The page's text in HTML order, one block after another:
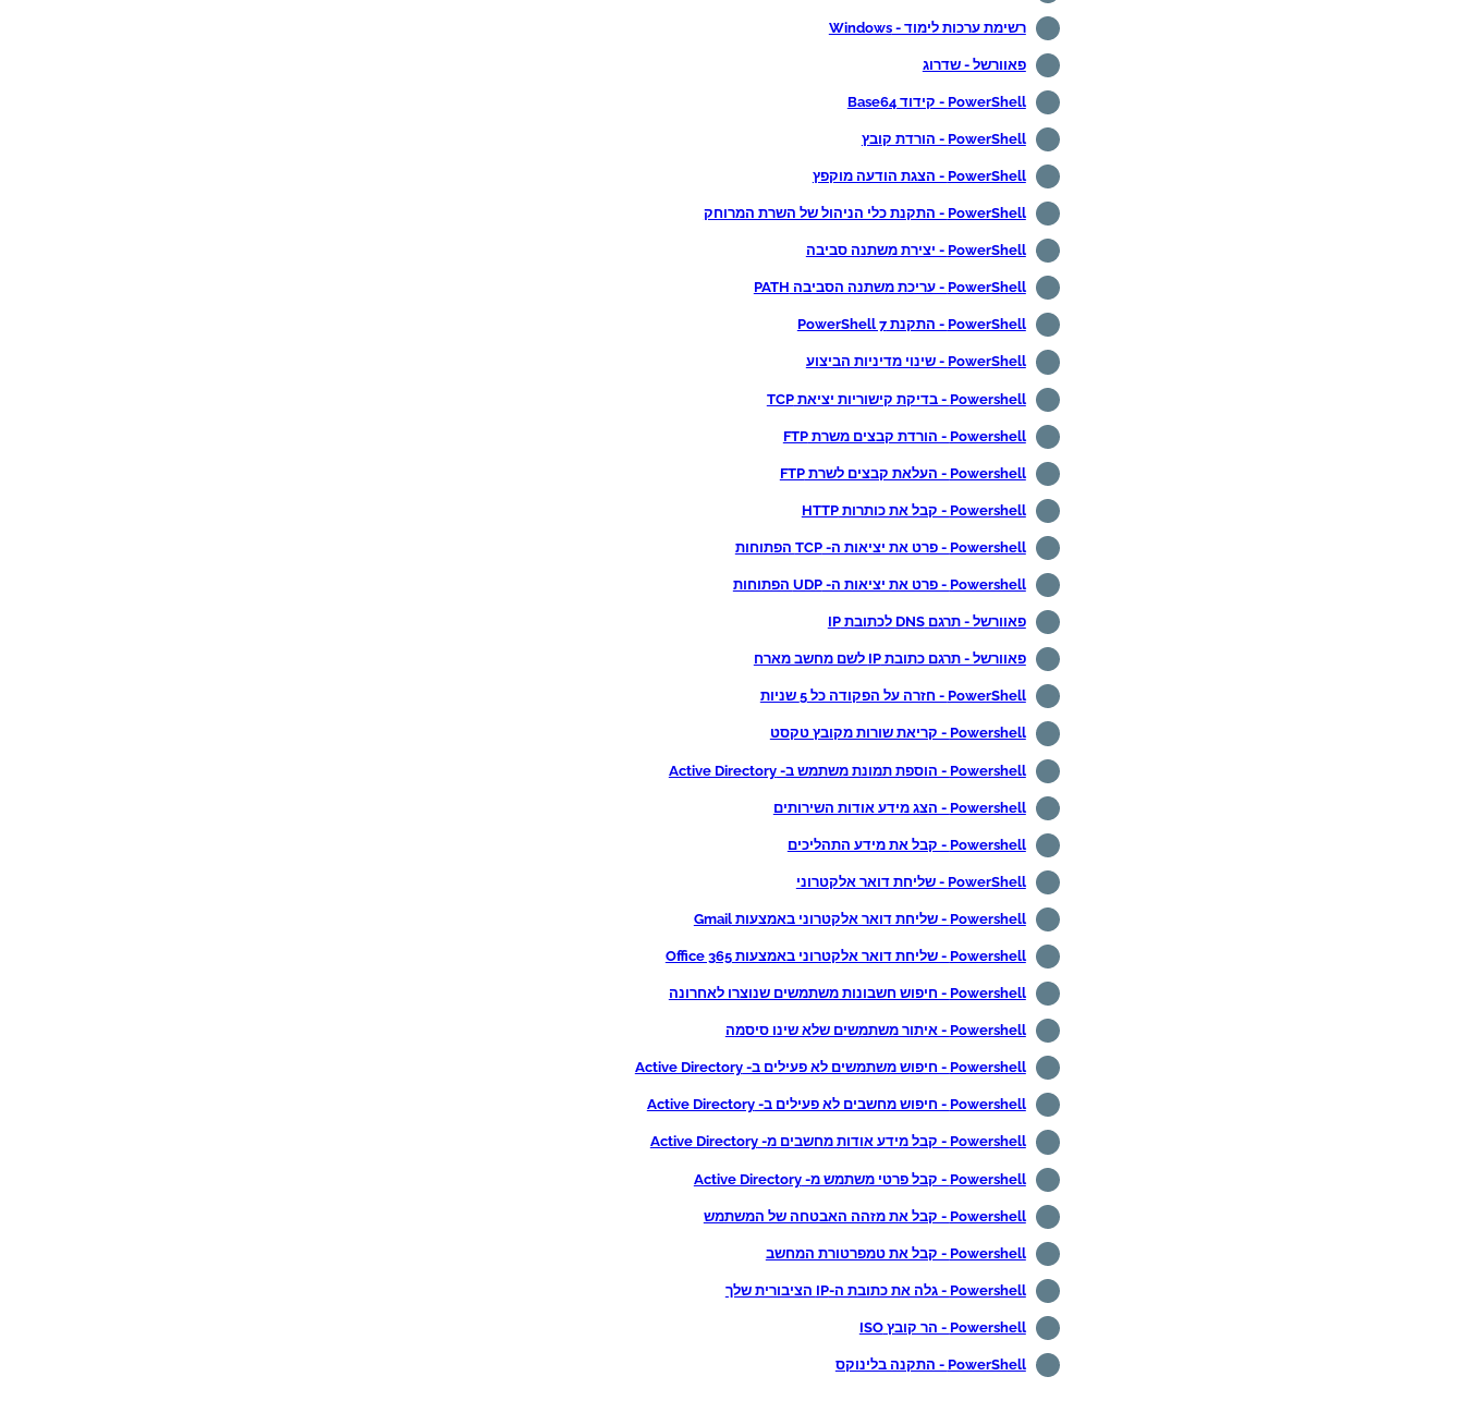
רשימת ערכות לימוד - Windows
פאוורשל - שדרוג
PowerShell - קידוד Base64
PowerShell - הורדת קובץ
PowerShell - הצגת הודעה מוקפץ
PowerShell - התקנת כלי הניהול של השרת המרוחק
PowerShell - יצירת משתנה סביבה
PowerShell - עריכת משתנה הסביבה PATH
PowerShell - התקנת PowerShell 7
PowerShell - שינוי מדיניות הביצוע
Powershell - בדיקת קישוריות יציאת TCP
Powershell - הורדת קבצים משרת FTP
Powershell - העלאת קבצים לשרת FTP
Powershell - קבל את כותרות HTTP
Powershell - פרט את יציאות ה- TCP הפתוחות
Powershell - פרט את יציאות ה- UDP הפתוחות
פאוורשל - תרגם DNS לכתובת IP
פאוורשל - תרגם כתובת IP לשם מחשב מארח
PowerShell - חזרה על הפקודה כל 5 שניות
Powershell - קריאת שורות מקובץ טקסט
Powershell - הוספת תמונת משתמש ב- Active Directory
Powershell - הצג מידע אודות השירותים
Powershell - קבל את מידע התהליכים
PowerShell - שליחת דואר אלקטרוני
Powershell - שליחת דואר אלקטרוני באמצעות Gmail
Powershell - שליחת דואר אלקטרוני באמצעות Office 365
Powershell - חיפוש חשבונות משתמשים שנוצרו לאחרונה
Powershell - איתור משתמשים שלא שינו סיסמה
Powershell - חיפוש משתמשים לא פעילים ב- Active Directory
Powershell - חיפוש מחשבים לא פעילים ב- Active Directory
Powershell - קבל מידע אודות מחשבים מ- Active Directory
Powershell - קבל פרטי משתמש מ- Active Directory
Powershell - קבל את מזהה האבטחה של המשתמש
Powershell - קבל את טמפרטורת המחשב
Powershell - גלה את כתובת ה-IP הציבורית שלך
Powershell - הר קובץ ISO
PowerShell - התקנה בלינוקס